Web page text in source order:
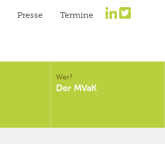
Presse Termine
Wer?
Der MVaK